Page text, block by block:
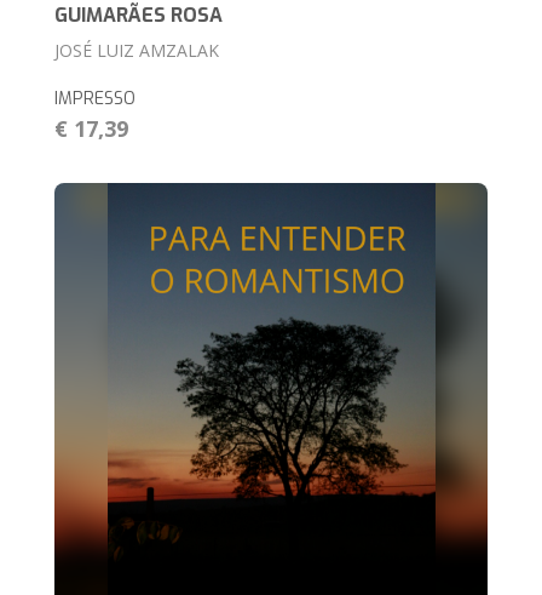
GUIMARÃES ROSA
JOSÉ LUIZ AMZALAK
IMPRESSO
€ 17,39